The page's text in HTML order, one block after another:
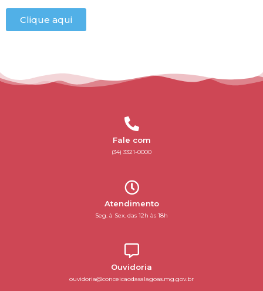
Clique aqui
Fale com
(34) 3321-0000
Atendimento
Seg. à Sex. das 12h às 18h
Ouvidoria
ouvidoria@conceicaodasalagoas.mg.gov.br